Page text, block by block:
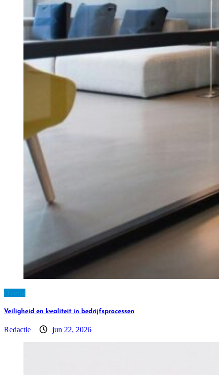
Veiligheid en kwaliteit in bedrijfsprocessen
Redactie jun 22, 2026